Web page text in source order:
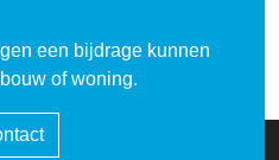
een bijdrage kunnen
of woning.